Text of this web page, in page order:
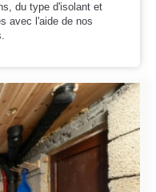
du type d'isolant et
avec l'aide de nos